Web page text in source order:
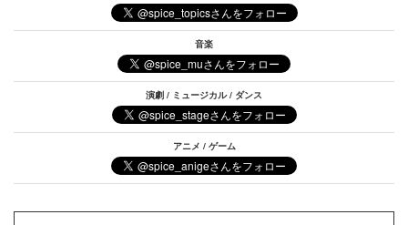
音楽
演劇 / ミュージカル / ダンス
アニメ / ゲーム